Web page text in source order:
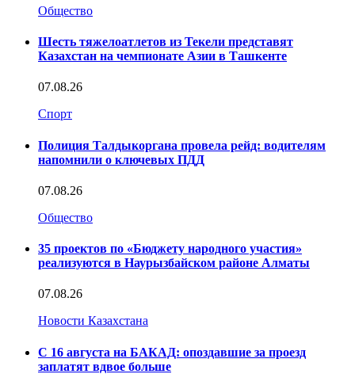
Общество
Шесть тяжелоатлетов из Текели представят
Казахстан на чемпионате Азии в Ташкенте
07.08.26
Спорт
Полиция Талдыкоргана провела рейд: водителям
напомнили о ключевых ПДД
07.08.26
Общество
35 проектов по «Бюджету народного участия»
реализуются в Наурызбайском районе Алматы
07.08.26
Новости Казахстана
С 16 августа на БАКАД: опоздавшие за проезд
заплатят вдвое больше